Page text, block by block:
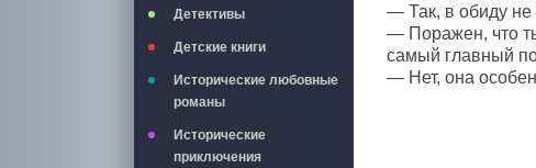
Детективы
Детские книги
Исторические любовные
романы
Исторические
приключения
— Так, в обиду не
— Поражен, что
самый главный
— Нет, она